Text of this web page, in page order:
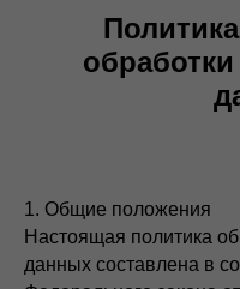
1. Общие положения
Настоящая политика
данных составлена в